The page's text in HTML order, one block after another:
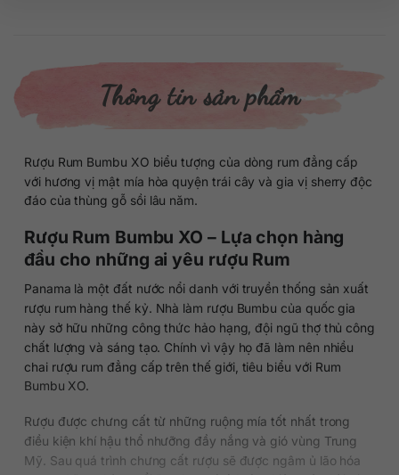
Thông tin sản phẩm
Rượu Rum Bumbu XO biểu tượng của dòng rum đẳng cấp
với hương vị mật mía hòa quyện trái cây và gia vị sherry độc
đáo của thùng gỗ sồi lâu năm.
Rượu Rum Bumbu XO – Lựa chọn hàng
đầu cho những ai yêu rượu Rum
Panama là một đất nước nổi danh với truyền thống sản xuất
rượu rum hàng thế kỷ. Nhà làm rượu Bumbu của quốc gia
này sở hữu những công thức hảo hạng, đội ngũ thợ thủ công
chất lượng và sáng tạo. Chính vì vậy họ đã làm nên nhiều
chai rượu rum đẳng cấp trên thế giới, tiêu biểu với Rum
Bumbu XO.
Rượu được chưng cất từ những ruộng mía tốt nhất trong
điều kiện khí hậu thổ nhưỡng đầy nắng và gió vùng Trung
Mỹ. Sau quá trình chưng cất rượu sẽ được ngâm ủ lão hóa